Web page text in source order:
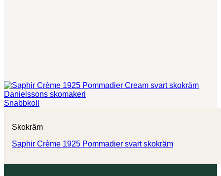
Snabbkoll
Skokräm
Saphir Crème 1925 Pommadier svart skokräm